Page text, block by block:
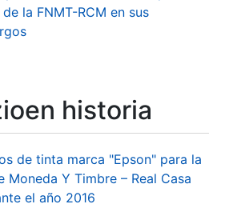
la FNMT-RCM en sus
historia
de tinta marca "Epson" para la
Moneda Y Timbre – Real Casa
el año 2016